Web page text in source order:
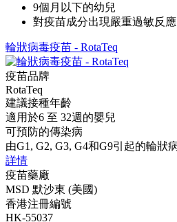
9個月以下的幼兒
對疫苗成分出現嚴重過敏反應
輪狀病毒疫苗 - RotaTeq
疫苗品牌
RotaTeq
建議接種年齡
適用於6 至 32週的嬰兒
可預防的傳染病
由G1, G2, G3, G4和G9引起的輪狀
詳情
疫苗藥廠
MSD 默沙東 (美國)
香港注冊編號
HK-55037